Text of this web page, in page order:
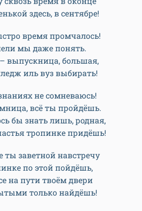
школа научила,
никто не позабудет!
может ли забыться
важная ступенька?
жизнь будет счастливой –
высшая оценка!
***
в лучах тёплого солнца
школьном дворе,
здесь, в сентябре!
время промчалось!
мы даже понять.